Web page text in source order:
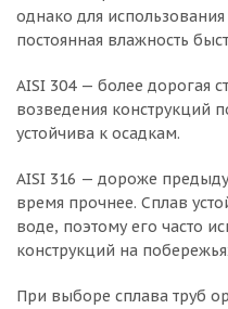
однако для
постоянная влажность
AISI 304 — более дорогая
возведения конструкций
устойчива к осадкам.
AISI 316 — дороже
время прочнее. Сплав
воде, поэтому его часто
конструкций на
При выборе сплава труб